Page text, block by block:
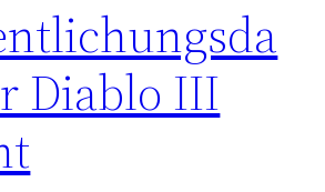
Diablo III